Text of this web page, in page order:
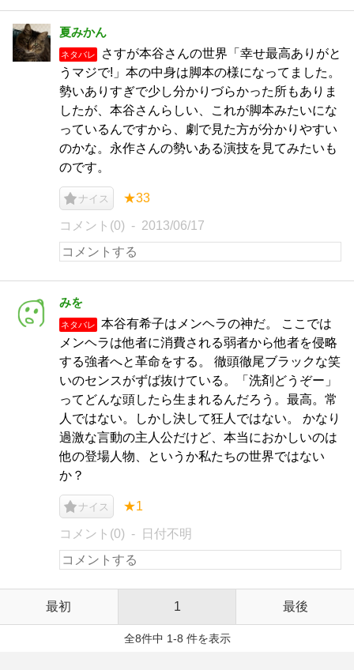
夏みかん
ネタバレ
さすが本谷さんの世界「幸せ最高ありがと
うマジで!」本の中身は脚本の様になってました。
勢いありすぎで少し分かりづらかった所もありま
したが、本谷さんらしい、これが脚本みたいにな
っているんですから、劇で見た方が分かりやすい
のかな。永作さんの勢いある演技を見てみたいも
のです。
ナイス ★33
コメント(0) 2013/06/17
みを
ネタバレ
本谷有希子はメンヘラの神だ。 ここでは
メンヘラは他者に消費される弱者から他者を侵略
する強者へと革命をする。 徹頭徹尾ブラックな笑
いのセンスがずば抜けている。「洗剤どうぞー」
ってどんな頭したら生まれるんだろう。最高。常
人ではない。しかし決して狂人ではない。 かなり
過激な言動の主人公だけど、本当におかしいのは
他の登場人物、というか私たちの世界ではない
か？
ナイス ★1
コメント(0) 日付不明
最初 1 最後
全8件中 1-8 件を表示